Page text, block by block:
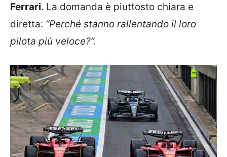
Ferrari. La domanda è piuttosto chiara e
diretta: “Perché stanno rallentando il loro
pilota più veloce?”.